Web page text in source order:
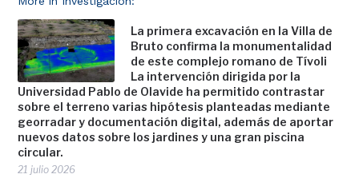
La primera excavación en la Villa de
Bruto confirma la monumentalidad
de este complejo romano de Tívoli
La intervención dirigida por la
Universidad Pablo de Olavide ha permitido contrastar
sobre el terreno varias hipótesis planteadas mediante
georradar y documentación digital, además de aportar
nuevos datos sobre los jardines y una gran piscina
circular.
21 julio 2026